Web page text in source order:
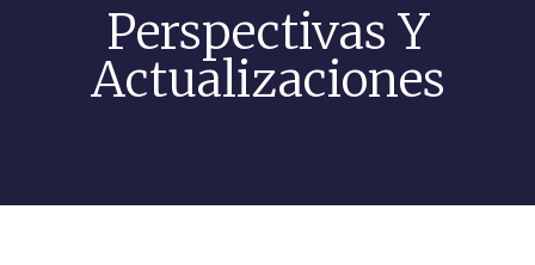
Perspectivas Y
Actualizaciones